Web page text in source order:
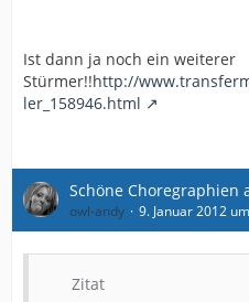
Ist dann ja noch ein weiterer
Stürmer!!http://
ler_158946.html
Schöne Choregraphien
owl-andy 9. Januar 2012
Zitat